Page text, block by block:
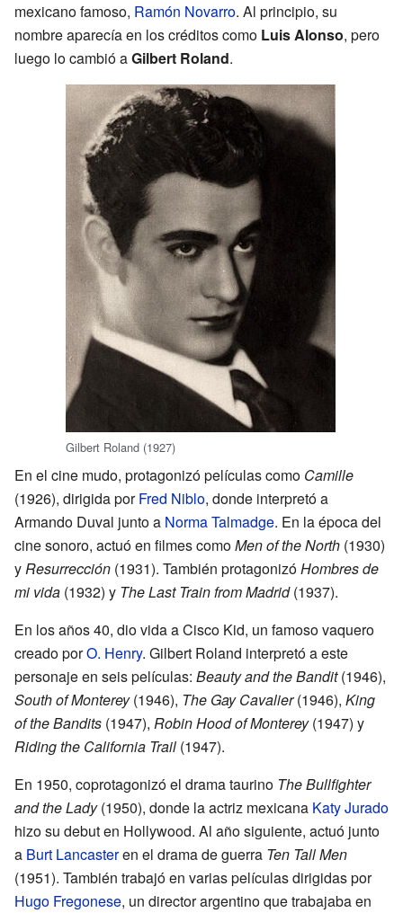
mexicano famoso, Ramón Novarro. Al principio, su
nombre aparecía en los créditos como Luis Alonso, pero
luego lo cambió aGilbert Roland.
Gilbert Roland (1927)
En el cine mudo, protagonizó películas como Camille
(1926), dirigida porFred Niblo, donde interpretó a
Armando Duval junto a Norma Talmadge. En la época del
cine sonoro, actuó en filmes comoMen of the North (1930)
yResurrección (1931). También protagonizóHombres de
mi vida (1932) y The Last Train from Madrid(1937).
En los años 40, dio vida a Cisco Kid, un famoso vaquero
creado porO. Henry. Gilbert Roland interpretó a este
personaje en seis películas: Beauty and the Bandit(1946),
South of Monterey(1946), The Gay Cavalier(1946), King
of the Bandits (1947), Robin Hood of Monterey(1947) y
Riding the California Trail (1947).
En 1950, coprotagonizó el drama taurino The Bullfighter
and the Lady(1950), donde la actriz mexicana Katy Jurado
hizo su debut en Hollywood. Al año siguiente, actuó junto
a Burt Lancasteren el drama de guerra Ten Tall Men
(1951). También trabajó en varias películas dirigidas por
Hugo Fregonese, un director argentino que trabajaba en